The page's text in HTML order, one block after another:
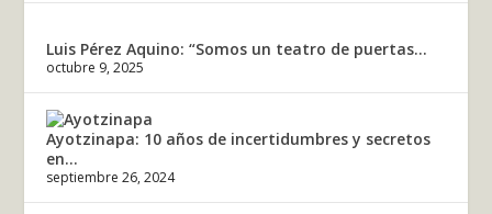
Luis Pérez Aquino: “Somos un teatro de puertas...
octubre 9, 2025
Ayotzinapa: 10 años de incertidumbres y secretos
en...
septiembre 26, 2024